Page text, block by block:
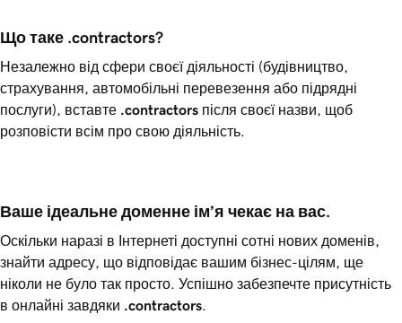
Що таке .contractors?
Незалежно від сфери своєї діяльності (будівництво,
страхування, автомобільні перевезення або підрядні
послуги), вставте .contractors після своєї назви, щоб
розповісти всім про свою діяльність.
Ваше ідеальне доменне ім’я чекає на вас.
Оскільки наразі в Інтернеті доступні сотні нових доменів,
знайти адресу, що відповідає вашим бізнес-цілям, ще
ніколи не було так просто. Успішно забезпечте присутність
в онлайні завдяки .contractors